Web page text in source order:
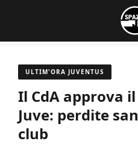
contenuto
ULTIM'ORA JUVENTUS
Il CdA approva
Juve: perdite
club